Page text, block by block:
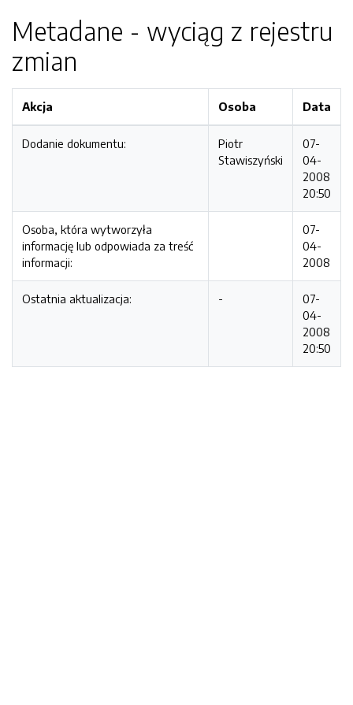
Metadane - wyciąg z rejestru
zmian
Akcja Osoba Data
Dodanie dokumentu:
Piotr
Stawiszyński
07-
04-
2008
20:50
Osoba, która wytworzyła
informację lub odpowiada za treść
informacji:
07-
04-
2008
Ostatnia aktualizacja: -
07-
04-
2008
20:50